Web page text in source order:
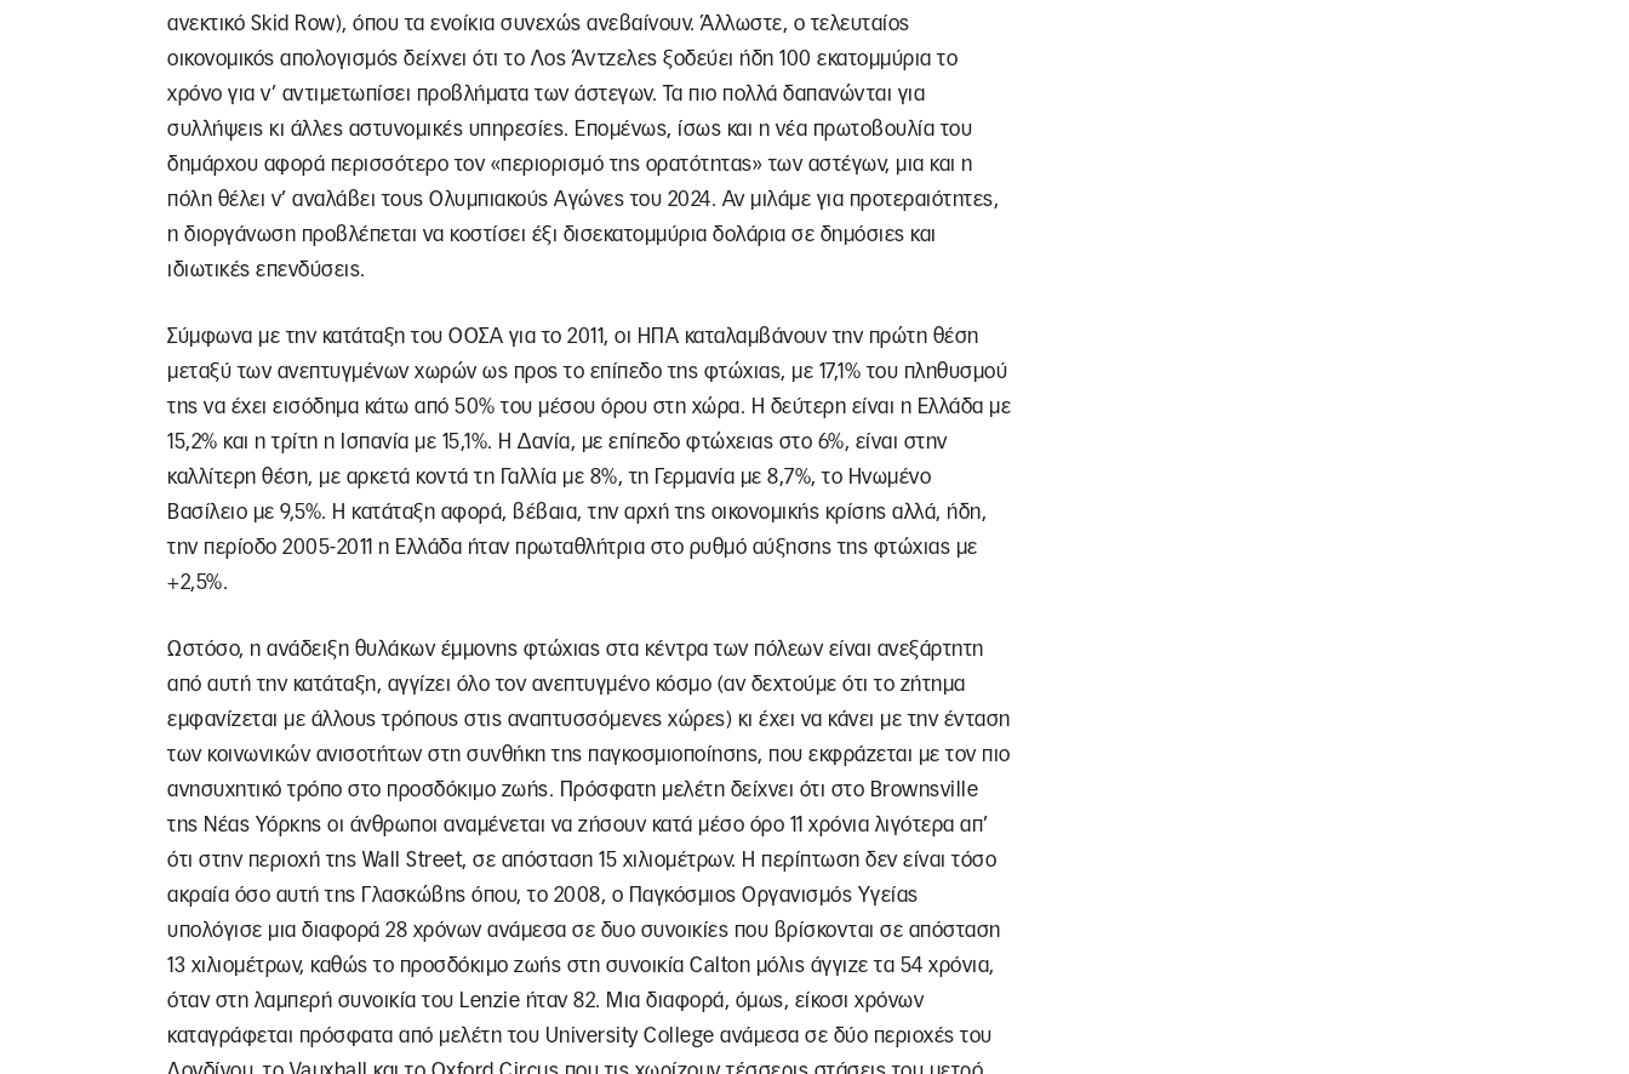
ανεκτικό Skid Row), όπου τα ενοίκια συνεχώς ανεβαίνουν. Άλλωστε, ο τελευταίος
οικονομικός απολογισμός δείχνει ότι το Λος Άντζελες ξοδεύει ήδη 100 εκατομμύρια το
χρόνο για ν’ αντιμετωπίσει προβλήματα των άστεγων. Τα πιο πολλά δαπανώνται για
συλλήψεις κι άλλες αστυνομικές υπηρεσίες. Επομένως, ίσως και η νέα πρωτοβουλία του
δημάρχου αφορά περισσότερο τον «περιορισμό της ορατότητας» των αστέγων, μια και η
πόλη θέλει ν’ αναλάβει τους Ολυμπιακούς Αγώνες του 2024. Αν μιλάμε για προτεραιότητες,
η διοργάνωση προβλέπεται να κοστίσει έξι δισεκατομμύρια δολάρια σε δημόσιες και
ιδιωτικές επενδύσεις.
Σύμφωνα με την κατάταξη του ΟΟΣΑ για το 2011, οι ΗΠΑ καταλαμβάνουν την πρώτη θέση
μεταξύ των ανεπτυγμένων χωρών ως προς το επίπεδο της φτώχιας, με 17,1% του πληθυσμού
της να έχει εισόδημα κάτω από 50% του μέσου όρου στη χώρα. Η δεύτερη είναι η Ελλάδα με
15,2% και η τρίτη η Ισπανία με 15,1%. Η Δανία, με επίπεδο φτώχειας στο 6%, είναι στην
καλλίτερη θέση, με αρκετά κοντά τη Γαλλία με 8%, τη Γερμανία με 8,7%, το Ηνωμένο
Βασίλειο με 9,5%. Η κατάταξη αφορά, βέβαια, την αρχή της οικονομικής κρίσης αλλά, ήδη,
την περίοδο 2005-2011 η Ελλάδα ήταν πρωταθλήτρια στο ρυθμό αύξησης της φτώχιας με
+2,5%.
Ωστόσο, η ανάδειξη θυλάκων έμμονης φτώχιας στα κέντρα των πόλεων είναι ανεξάρτητη
από αυτή την κατάταξη, αγγίζει όλο τον ανεπτυγμένο κόσμο (αν δεχτούμε ότι το ζήτημα
εμφανίζεται με άλλους τρόπους στις αναπτυσσόμενες χώρες) κι έχει να κάνει με την ένταση
των κοινωνικών ανισοτήτων στη συνθήκη της παγκοσμιοποίησης, που εκφράζεται με τον πιο
ανησυχητικό τρόπο στο προσδόκιμο ζωής. Πρόσφατη μελέτη δείχνει ότι στο Brownsville
της Νέας Υόρκης οι άνθρωποι αναμένεται να ζήσουν κατά μέσο όρο 11 χρόνια λιγότερα απ’
ότι στην περιοχή της Wall Street, σε απόσταση 15 χιλιομέτρων. Η περίπτωση δεν είναι τόσο
ακραία όσο αυτή της Γλασκώβης όπου, το 2008, ο Παγκόσμιος Οργανισμός Υγείας
υπολόγισε μια διαφορά 28 χρόνων ανάμεσα σε δυο συνοικίες που βρίσκονται σε απόσταση
13 χιλιομέτρων, καθώς το προσδόκιμο ζωής στη συνοικία Calton μόλις άγγιζε τα 54 χρόνια,
όταν στη λαμπερή συνοικία του Lenzie ήταν 82. Μια διαφορά, όμως, είκοσι χρόνων
καταγράφεται πρόσφατα από μελέτη του University College ανάμεσα σε δύο περιοχές του